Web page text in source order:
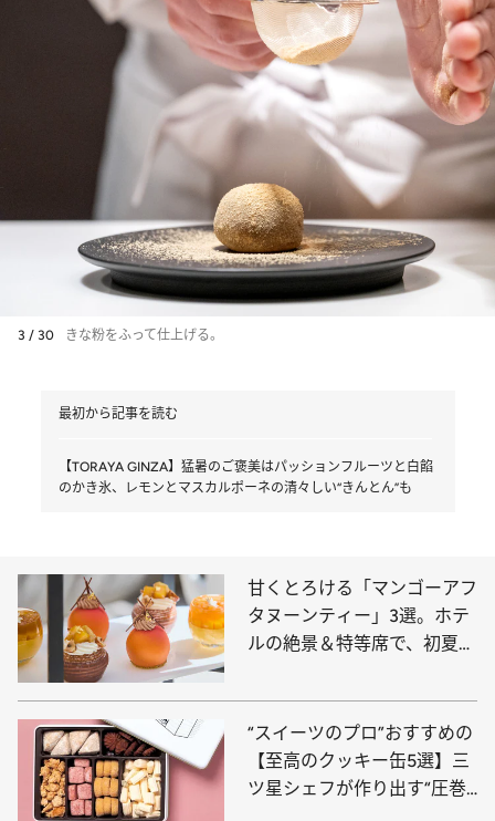
3 / 30 きな粉をふって仕上げる。
最初から記事を読む
【TORAYA GINZA】猛暑のご褒美はパッションフルーツと白餡
のかき氷、レモンとマスカルポーネの清々しい“きんとん”も
甘くとろける「マンゴーアフ
タヌーンティー」3選。ホテ
ルの絶景＆特等席で、初夏の
のティータイムを！
“スイーツのプロ”おすすめの
【至高のクッキー缶5選】三
ツ星シェフが作り出す“圧巻